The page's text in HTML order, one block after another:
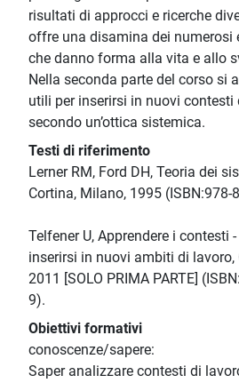
risultati di approcci e ricerche
offre una disamina dei numerosi
che danno forma alla vita e allo
Nella seconda parte del corso si
utili per inserirsi in nuovi
secondo un’ottica sistemica.
Testi di riferimento
Lerner RM, Ford DH, Teoria dei
Cortina, Milano, 1995 (ISBN:978-
Telfener U, Apprendere i contesti
inserirsi in nuovi ambiti di lavoro,
2011 [SOLO PRIMA PARTE]
9).
Obiettivi formativi
conoscenze/sapere:
Saper analizzare contesti di